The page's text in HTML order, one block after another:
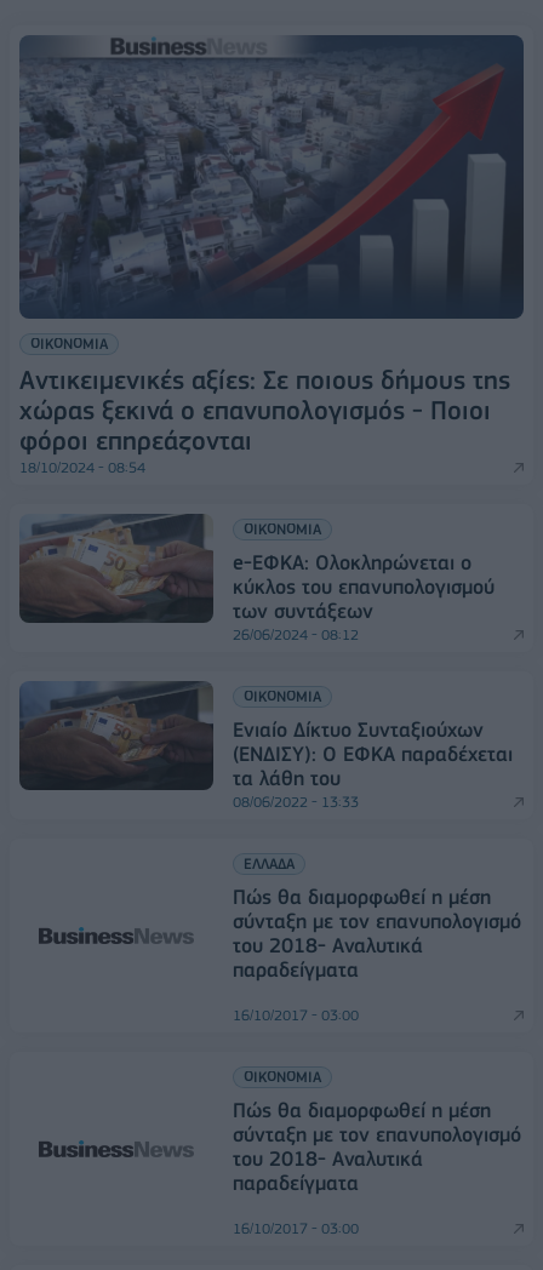
ΟΙΚΟΝΟΜΙΑ
Αντικειμενικές αξίες: Σε ποιους δήμους της
χώρας ξεκινά ο επανυπολογισμός - Ποιοι
φόροι επηρεάζονται
18/10/2024 - 08:54
ΟΙΚΟΝΟΜΙΑ
e-ΕΦΚΑ: Ολοκληρώνεται ο
κύκλος του επανυπολογισμού
των συντάξεων
26/06/2024 - 08:12
ΟΙΚΟΝΟΜΙΑ
Ενιαίο Δίκτυο Συνταξιούχων
(ΕΝΔΙΣΥ): Ο ΕΦΚΑ παραδέχεται
τα λάθη του
08/06/2022 - 13:33
ΕΛΛΑΔΑ
Πώς θα διαμορφωθεί η μέση
σύνταξη με τον επανυπολογισμό
του 2018- Αναλυτικά
παραδείγματα
16/10/2017 - 03:00
ΟΙΚΟΝΟΜΙΑ
Πώς θα διαμορφωθεί η μέση
σύνταξη με τον επανυπολογισμό
του 2018- Αναλυτικά
παραδείγματα
16/10/2017 - 03:00